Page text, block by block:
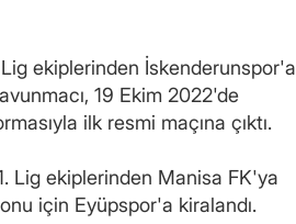
ekiplerinden İskenderunspor'a
19 Ekim 2022'de
ilk resmi maçına çıktı.
Lig ekiplerinden Manisa FK'ya
için Eyüpspor'a kiralandı.